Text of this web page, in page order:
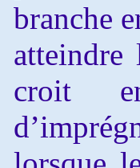
branche
atteindre
croit